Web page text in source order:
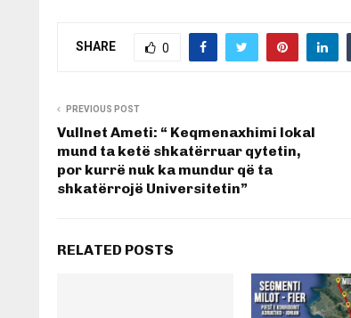
SHARE 0
PREVIOUS POST
Vullnet Ameti: “ Keqmenaxhimi lokal
mund ta ketë shkatërruar qytetin,
por kurrë nuk ka mundur që ta
shkatërrojë Universitetin”
RELATED POSTS